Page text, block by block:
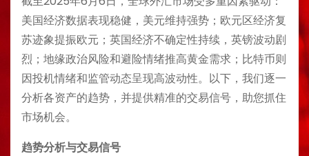
美国经济数据表现稳健，美元维持强势；欧元区经济复
苏迹象提振欧元；英国经济不确定性持续，英镑波动剧
烈；地缘政治风险和避险情绪推高黄金需求；比特币则
因投机情绪和监管动态呈现高波动性。以下，我们逐一
分析各资产的趋势，并提供精准的交易信号，助您抓住
市场机会。
趋势分析与交易信号